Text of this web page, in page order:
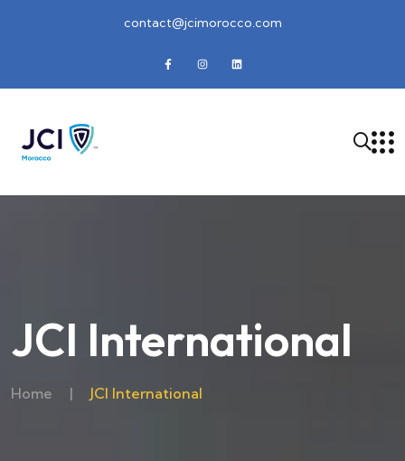
contact@jcimorocco.com
JCI International
Home | JCI International